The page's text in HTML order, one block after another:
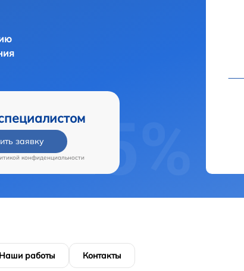
заявку
конфиденциальности
Наши работы Контакты